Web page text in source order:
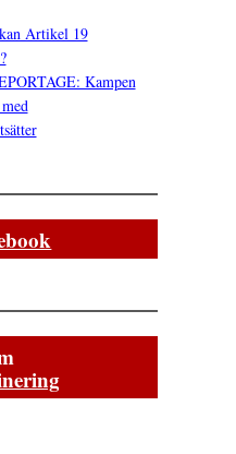
Artikel 19
Kampen